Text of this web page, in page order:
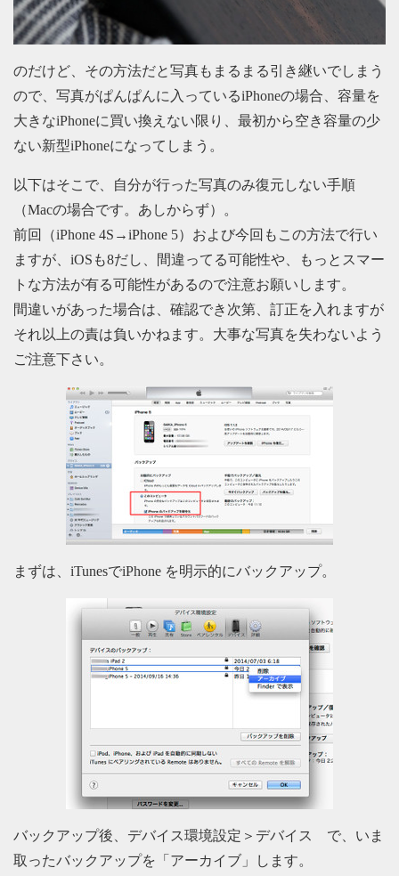
のだけど、その方法だと写真もまるまる引き継いでしまう
ので、写真がぱんぱんに入っているiPhoneの場合、容量を
大きなiPhoneに買い換えない限り、最初から空き容量の少
ない新型iPhoneになってしまう。
以下はそこで、自分が行った写真のみ復元しない手順
（Macの場合です。あしからず）。
前回（iPhone 4S→iPhone 5）および今回もこの方法で行い
ますが、iOSも8だし、間違ってる可能性や、もっとスマー
トな方法が有る可能性があるので注意お願いします。
間違いがあった場合は、確認でき次第、訂正を入れますが
それ以上の責は負いかねます。大事な写真を失わないよう
ご注意下さい。
まずは、iTunesでiPhone を明示的にバックアップ。
バックアップ後、デバイス環境設定＞デバイス で、いま
取ったバックアップを「アーカイブ」します。